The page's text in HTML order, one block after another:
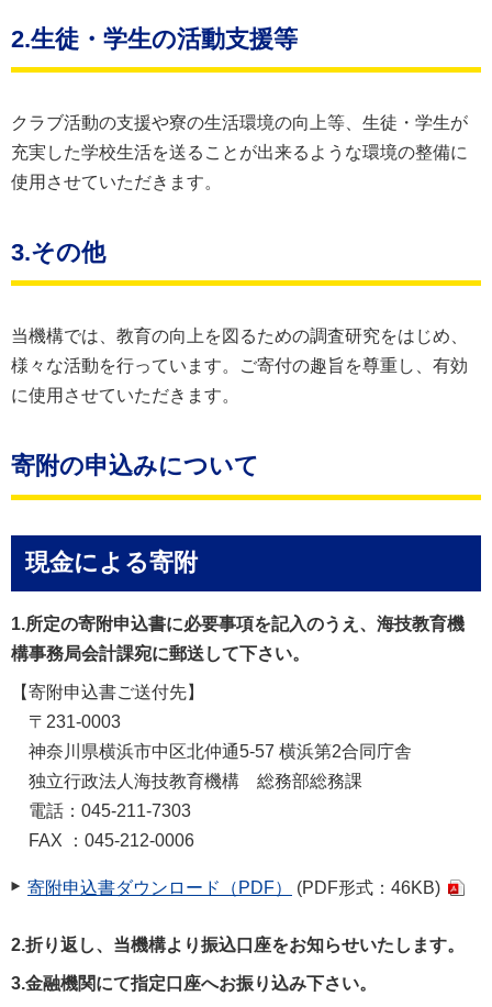
2.生徒・学生の活動支援等
クラブ活動の支援や寮の生活環境の向上等、生徒・学生が
充実した学校生活を送ることが出来るような環境の整備に
使用させていただきます。
3.その他
当機構では、教育の向上を図るための調査研究をはじめ、
様々な活動を行っています。ご寄付の趣旨を尊重し、有効
に使用させていただきます。
寄附の申込みについて
現金による寄附
1.所定の寄附申込書に必要事項を記入のうえ、海技教育機
構事務局会計課宛に郵送して下さい。
【寄附申込書ご送付先】
〒231-0003
神奈川県横浜市中区北仲通5-57 横浜第2合同庁舎
独立行政法人海技教育機構 総務部総務課
電話：045-211-7303
FAX ：045-212-0006
寄附申込書ダウンロード（PDF） (PDF形式：46KB)
2.折り返し、当機構より振込口座をお知らせいたします。
3.金融機関にて指定口座へお振り込み下さい。